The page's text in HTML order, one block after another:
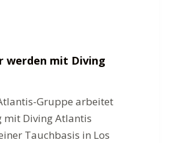
werden mit Diving
Gruppe arbeitet
mit Diving Atlantis
Tauchbasis in Los